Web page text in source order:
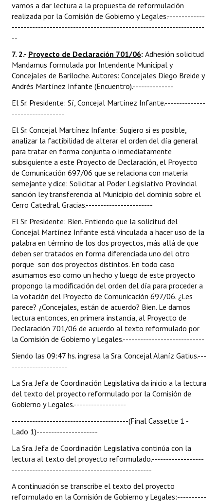
vamos a dar lectura a la propuesta de reformulación
realizada por la Comisión de Gobierno y Legales.-------------
------------------------------------------------------------------
--
7. 2.- Proyecto de Declaración 701/06: Adhesión solicitud
Mandamus formulada por Intendente Municipal y
Concejales de Bariloche. Autores: Concejales Diego Breide y
Andrés Martínez Infante (Encuentro).--------------
El Sr. Presidente: Sí, Concejal Martínez Infante.--------------
------------------
El Sr. Concejal Martínez Infante: Sugiero si es posible,
analizar la factibilidad de alterar el orden del día general
para tratar en forma conjunta o inmediatamente
subsiguiente a este Proyecto de Declaración, el Proyecto
de Comunicación 697/06 que se relaciona con materia
semejante y dice: Solicitar al Poder Legislativo Provincial
sanción ley transferencia al Municipio del dominio sobre el
Cerro Catedral. Gracias.-----------------------
El Sr. Presidente: Bien. Entiendo que la solicitud del
Concejal Martínez Infante está vinculada a hacer uso de la
palabra en término de los dos proyectos, más allá de que
deben ser tratados en forma diferenciada uno del otro
porque son dos proyectos distintos. En todo caso
asumamos eso como un hecho y luego de este proyecto
propongo la modificación del orden del día para proceder a
la votación del Proyecto de Comunicación 697/06. ¿Les
parece? ¿Concejales, están de acuerdo? Bien. Le damos
lectura entonces, en primera instancia, al Proyecto de
Declaración 701/06 de acuerdo al texto reformulado por
la Comisión de Gobierno y Legales.----------------------------
Siendo las 09:47 hs. ingresa la Sra. Concejal Alaníz Gatius.---
-------------------
La Sra. Jefa de Coordinación Legislativa da inicio a la lectura
del texto del proyecto reformulado por la Comisión de
Gobierno y Legales.------------------
----------------------------------------(Final Cassette 1 -
Lado 1)---------------------
La Sra. Jefa de Coordinación Legislativa continúa con la
lectura al texto del proyecto reformulado.------------------
------------------------------------------------
A continuación se transcribe el texto del proyecto
reformulado en la Comisión de Gobierno y Legales:----------